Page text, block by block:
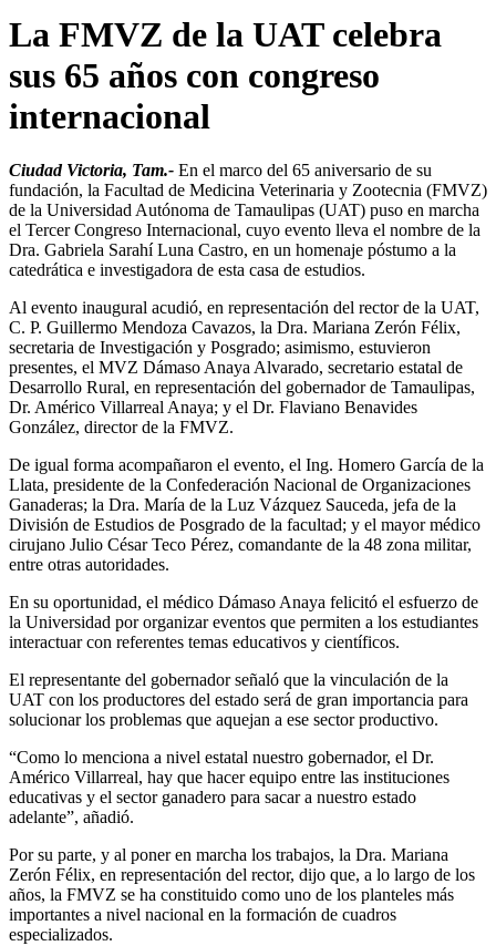
La FMVZ de la UAT celebra
sus 65 años con congreso
internacional
Ciudad Victoria, Tam.- En el marco del 65 aniversario de su
fundación, la Facultad de Medicina Veterinaria y Zootecnia (FMVZ)
de la Universidad Autónoma de Tamaulipas (UAT) puso en marcha
el Tercer Congreso Internacional, cuyo evento lleva el nombre de la
Dra. Gabriela Sarahí Luna Castro, en un homenaje póstumo a la
catedrática e investigadora de esta casa de estudios.
Al evento inaugural acudió, en representación del rector de la UAT,
C. P. Guillermo Mendoza Cavazos, la Dra. Mariana Zerón Félix,
secretaria de Investigación y Posgrado; asimismo, estuvieron
presentes, el MVZ Dámaso Anaya Alvarado, secretario estatal de
Desarrollo Rural, en representación del gobernador de Tamaulipas,
Dr. Américo Villarreal Anaya; y el Dr. Flaviano Benavides
González, director de la FMVZ.
De igual forma acompañaron el evento, el Ing. Homero García de la
Llata, presidente de la Confederación Nacional de Organizaciones
Ganaderas; la Dra. María de la Luz Vázquez Sauceda, jefa de la
División de Estudios de Posgrado de la facultad; y el mayor médico
cirujano Julio César Teco Pérez, comandante de la 48 zona militar,
entre otras autoridades.
En su oportunidad, el médico Dámaso Anaya felicitó el esfuerzo de
la Universidad por organizar eventos que permiten a los estudiantes
interactuar con referentes temas educativos y científicos.
El representante del gobernador señaló que la vinculación de la
UAT con los productores del estado será de gran importancia para
solucionar los problemas que aquejan a ese sector productivo.
“Como lo menciona a nivel estatal nuestro gobernador, el Dr.
Américo Villarreal, hay que hacer equipo entre las instituciones
educativas y el sector ganadero para sacar a nuestro estado
adelante”, añadió.
Por su parte, y al poner en marcha los trabajos, la Dra. Mariana
Zerón Félix, en representación del rector, dijo que, a lo largo de los
años, la FMVZ se ha constituido como uno de los planteles más
importantes a nivel nacional en la formación de cuadros
especializados.